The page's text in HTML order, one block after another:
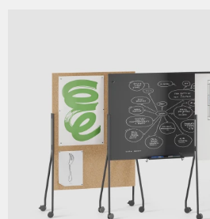
Lieferumfang enthalten.